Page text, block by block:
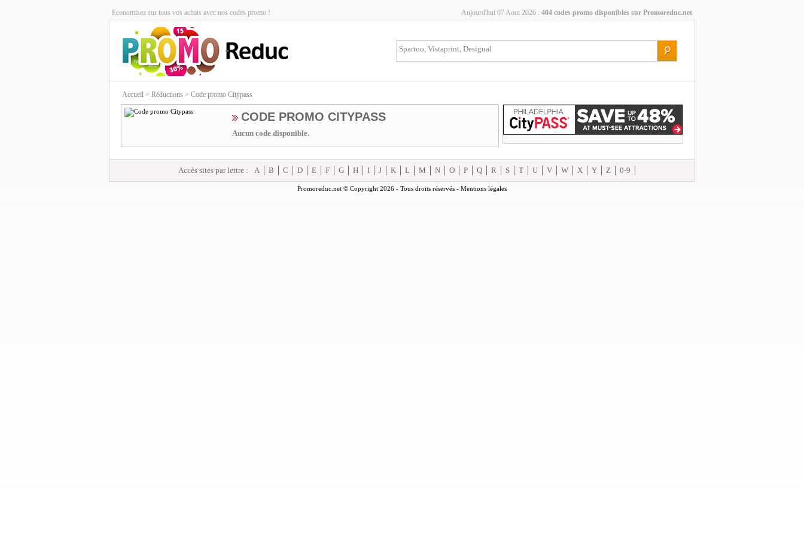
Economisez sur tous vos achats avec nos codes promo ! Aujourd'hui 07 Aout 2026 : 404 codes promo disponibles sur Promoreduc.net
Accueil > Réductions > Code promo Citypass
CODE PROMO CITYPASS
Aucun code disponible.
Accès sites par lettre : A B C D E F G H I J K L M N O P Q R S T U V W X Y Z 0-9
Promoreduc.net © Copyright 2026 - Tous droits réservés - Mentions légales